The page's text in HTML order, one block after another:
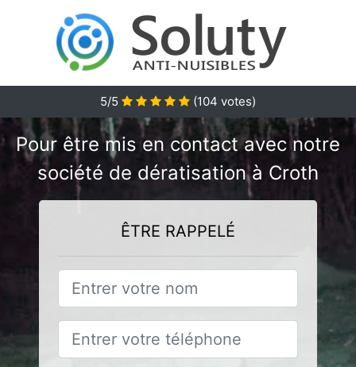
5/5 (104 votes)
Pour être mis en contact avec notre
société de dératisation à Croth
ÊTRE RAPPELÉ